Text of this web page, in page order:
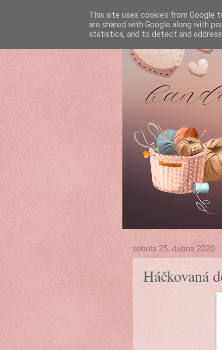
sobota 25. dubna 2020
Háčkovaná
This site uses cookies from Google
are shared with Google along with
statistics, and to detect and address